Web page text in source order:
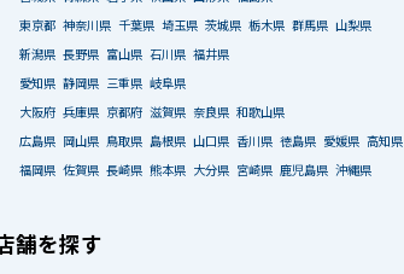
東京都 神奈川県 千葉県 埼玉県 茨城県 栃木県 群馬県 山梨県
新潟県 長野県 富山県 石川県 福井県
愛知県 静岡県 三重県 岐阜県
大阪府 兵庫県 京都府 滋賀県 奈良県 和歌山県
広島県 岡山県 鳥取県 島根県 山口県 香川県 徳島県 愛媛県 高知県
福岡県 佐賀県 長崎県 熊本県 大分県 宮崎県 鹿児島県 沖縄県
舗を探す